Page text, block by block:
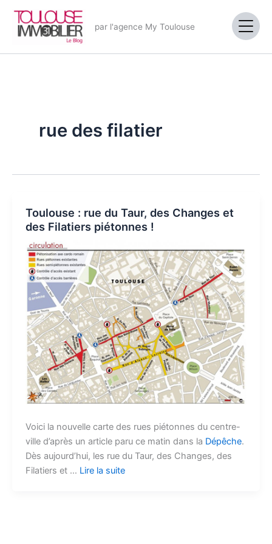
contenu
par l'agence My Toulouse
rue des filatier
Toulouse : rue du Taur, des Changes et
des Filatiers piétonnes !
Voici la nouvelle carte des rues piétonnes du centre-
ville d’après un article paru ce matin dans la Dépêche.
Dès aujourd’hui, les rue du Taur, des Changes, des
Filatiers et … Lire la suite